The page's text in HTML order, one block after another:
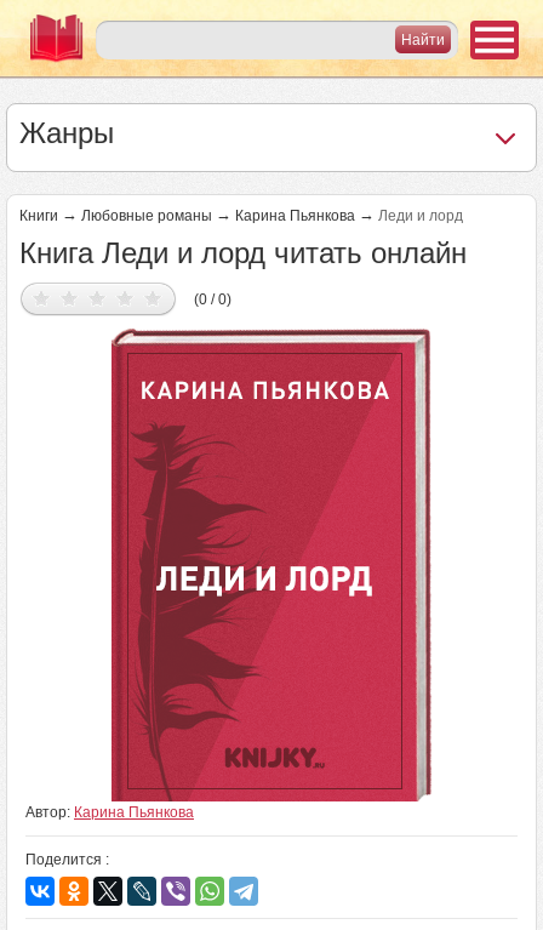
Жанры
Книги → Любовные романы → Карина Пьянкова → Леди и лорд
Книга Леди и лорд читать онлайн
(0 / 0)
Автор: Карина Пьянкова
Поделится :